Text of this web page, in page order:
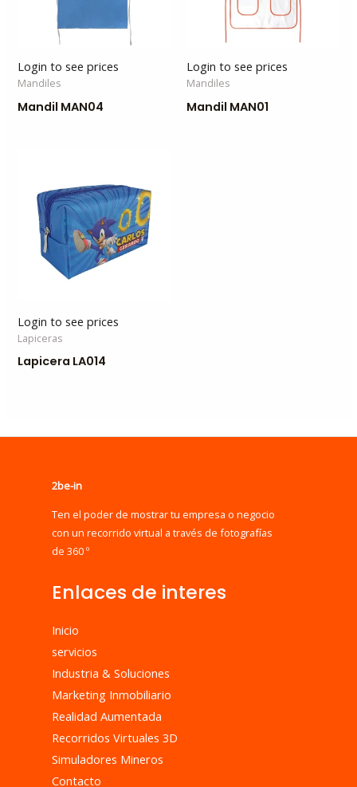
Login to see prices
Mandiles
Mandil MAN04
Login to see prices
Mandiles
Mandil MAN01
Login to see prices
Lapiceras
Lapicera LA014
2be-in
Ten el poder de mostrar tu empresa o negocio
con un recorrido virtual a través de fotografías
de 360 º
Enlaces de interes
Inicio
servicios
Industria & Soluciones
Marketing Inmobiliario
Realidad Aumentada
Recorridos Virtuales 3D
Simuladores Mineros
Contacto